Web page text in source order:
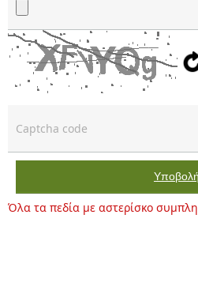
Υποβολή
Όλα τα πεδία με αστερίσκο